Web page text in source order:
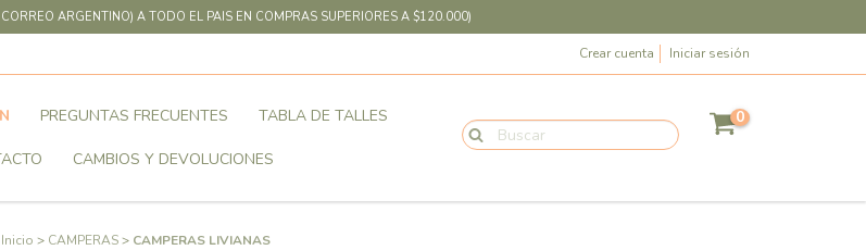
ARGENTINO) A TODO EL PAIS EN COMPRAS SUPERIORES A $120.000)
Crear cuenta Iniciar sesión
PREGUNTAS FRECUENTES TABLA DE TALLES
CAMBIOS Y DEVOLUCIONES
0
Inicio > CAMPERAS> CAMPERAS LIVIANAS